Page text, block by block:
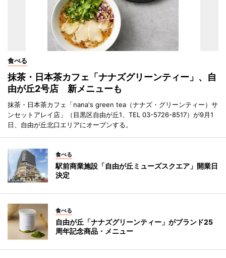
食べる
抹茶・日本茶カフェ「ナナズグリーンティー」、自
由が丘2号店 新メニューも
抹茶・日本茶カフェ「nana's green tea（ナナズ・グリーンティー）サ
ンセットアレイ店」（目黒区自由が丘1、TEL 03-5726-8517）が9月1
日、自由が丘北口エリアにオープンする。
食べる
駅前商業施設「自由が丘ミューズスクエア」開業日
決定
食べる
自由が丘「ナナズグリーンティー」がブランド25
周年記念商品・メニュー